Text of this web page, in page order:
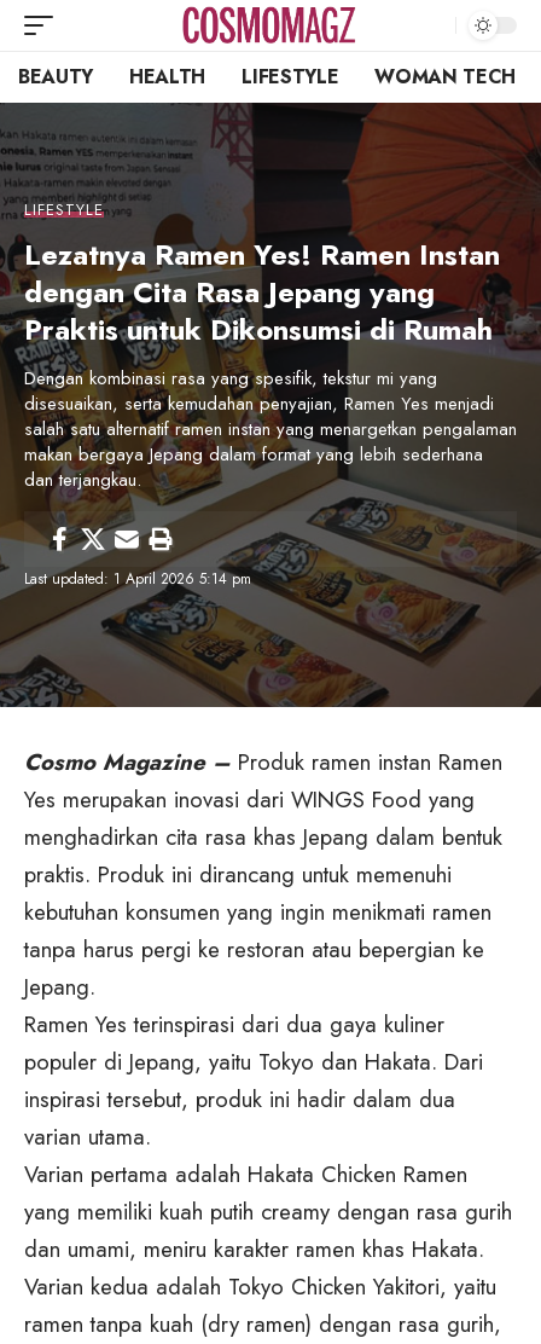
BEAUTY HEALTH LIFESTYLE WOMAN TECH
LIFESTYLE
Lezatnya Ramen Yes! Ramen Instan
dengan Cita Rasa Jepang yang
Praktis untuk Dikonsumsi di Rumah
Dengan kombinasi rasa yang spesifik, tekstur mi yang
disesuaikan, serta kemudahan penyajian, Ramen Yes menjadi
salah satu alternatif ramen instan yang menargetkan pengalaman
makan bergaya Jepang dalam format yang lebih sederhana
dan terjangkau.
Last updated: 1 April 2026 5:14 pm
Cosmo Magazine – Produk ramen instan Ramen
Yes merupakan inovasi dari WINGS Food yang
menghadirkan cita rasa khas Jepang dalam bentuk
praktis. Produk ini dirancang untuk memenuhi
kebutuhan konsumen yang ingin menikmati ramen
tanpa harus pergi ke restoran atau bepergian ke
Jepang.
Ramen Yes terinspirasi dari dua gaya kuliner
populer di Jepang, yaitu Tokyo dan Hakata. Dari
inspirasi tersebut, produk ini hadir dalam dua
varian utama.
Varian pertama adalah Hakata Chicken Ramen
yang memiliki kuah putih creamy dengan rasa gurih
dan umami, meniru karakter ramen khas Hakata.
Varian kedua adalah Tokyo Chicken Yakitori, yaitu
ramen tanpa kuah (dry ramen) dengan rasa gurih,